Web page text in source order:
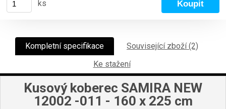
ks
Kompletní specifikace
Související zboží (2)
Ke stažení
Kusový koberec SAMIRA NEW
12002 -011 - 160 x 225 cm